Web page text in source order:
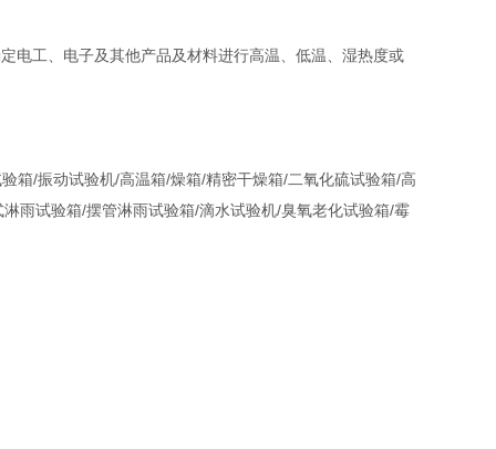
电工、电子及其他产品及材料进行高温、低温、湿热度或
/振动试验机/高温箱/燥箱/精密干燥箱/二氧化硫试验箱/高
雨试验箱/摆管淋雨试验箱/滴水试验机/臭氧老化试验箱/霉